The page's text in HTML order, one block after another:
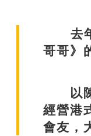
去年
哥哥》
以陳
經營港
會友，